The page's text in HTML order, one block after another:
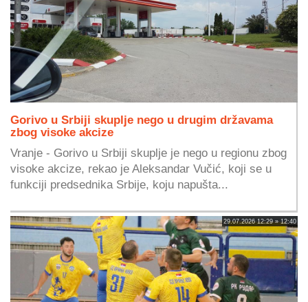
Gorivo u Srbiji skuplje nego u drugim državama
zbog visoke akcize
Vranje - Gorivo u Srbiji skuplje je nego u regionu zbog
visoke akcize, rekao je Aleksandar Vučić, koji se u
funkciji predsednika Srbije, koju napušta...
29.07.2026 12:29 » 12:40